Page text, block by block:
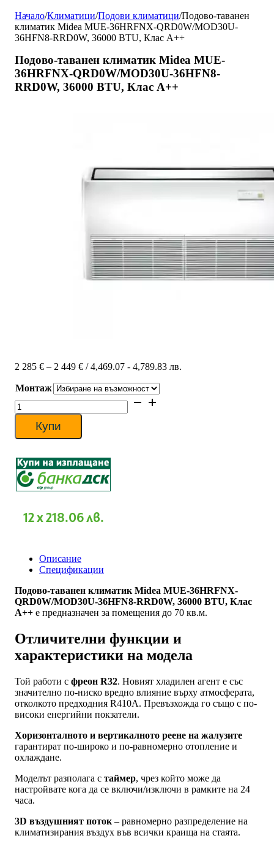
Начало/Климатици/Подови климатици/Подово-таванен
климатик Midea MUE-36HRFNX-QRD0W/MOD30U-
36HFN8-RRD0W, 36000 BTU, Клас A++
Подово-таванен климатик Midea MUE-
36HRFNX-QRD0W/MOD30U-36HFN8-
RRD0W, 36000 BTU, Клас A++
2 285 € – 2 449 €Price
2
285 €
/ 4,469.07 - 4,789.83 лв.
Монтаж
количество
за
Подово-
таванен
MUE-
36HRFNX-
QRD0W/MOD30U-
36000
Купи
12 x 218.06 лв.
Описание
Спецификации
Подово-таванен климатик Midea MUE-36HRFNX-
QRD0W/MOD30U-36HFN8-RRD0W, 36000 BTU, Клас
A++ е предназначен за помещения до 70 кв.м.
Отличителни функции и
характеристики на модела
Той работи с фреон R32. Новият хладилен агент е със
значително по-ниско вредно влияние върху атмосферата,
отколкото предходния R410A. Превъзхожда го също с по-
високи енергийни покзатели.
Хоризонталното и вертикалното реене на жалузите
гарантират по-широко и по-равномерно отопление и
охлаждане.
Моделът разполага с таймер, чрез който може да
настройвате кога да се включи/изключи в рамките на 24
часа.
3D въздушният поток – равномерно разпределение на
климатизирания въздух във всички краища на стаята.